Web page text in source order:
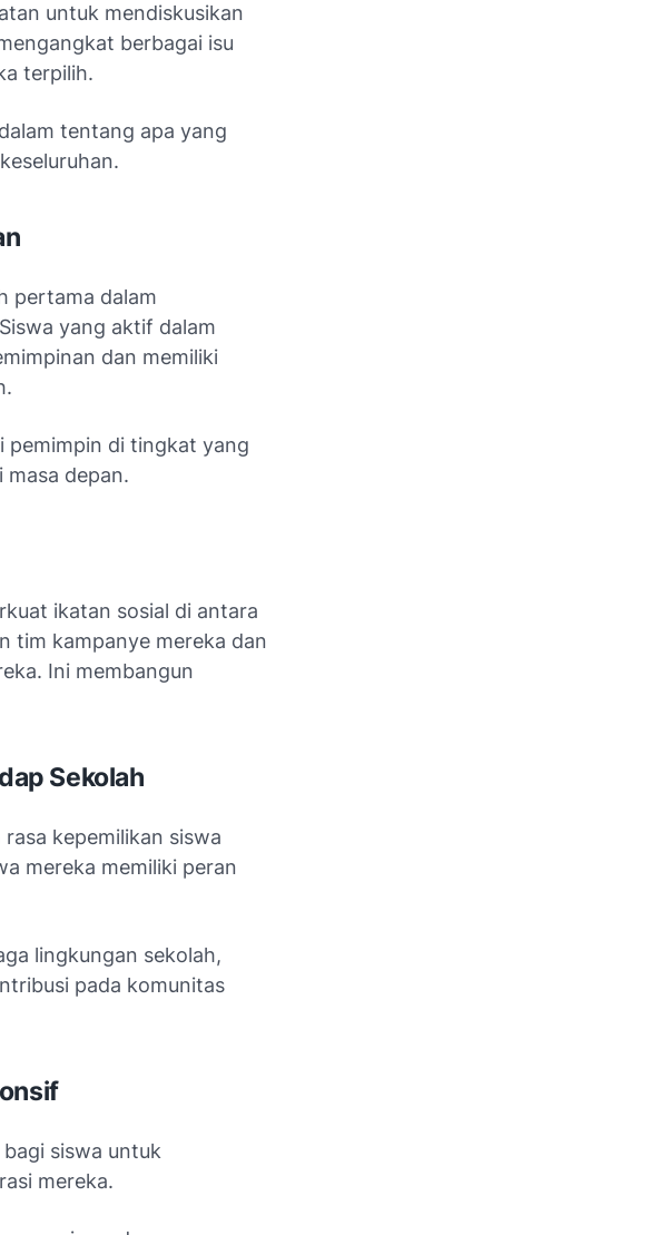
untuk mendiskusikan
berbagai isu
terpilih.
tentang apa yang
pertama dalam
yang aktif dalam
dan memiliki
pemimpin di tingkat yang
depan.
ikatan sosial di antara
tim kampanye mereka dan
Ini membangun
Sekolah
kepemilikan siswa
mereka memiliki peran
lingkungan sekolah,
pada komunitas
siswa untuk
mereka.